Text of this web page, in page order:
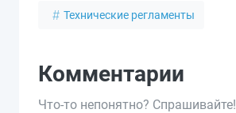
Технические регламенты
Комментарии
Что-то непонятно? Спрашивайте!